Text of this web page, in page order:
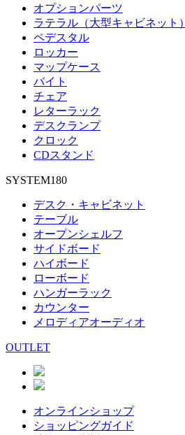
オプションパーツ
ラテラル（大型キャビネット）
ペデスタル
ロッカー
マップケース
バイト
チェア
レターラック
デスクランプ
クロック
CDスタンド
SYSTEM180
デスク・キャビネット
テーブル
オープンシェルフ
サイドボード
ハイボード
ローボード
ハンガーラック
カウンター
メロディアオーディオ
OUTLET
オンラインショップ
ショッピングガイド